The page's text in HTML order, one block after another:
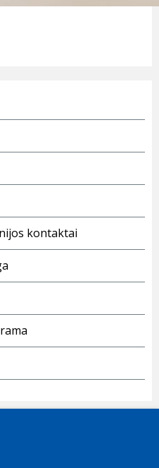
kontaktai